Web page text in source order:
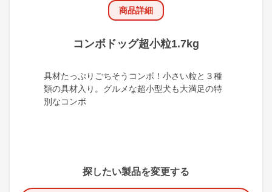
商品詳細
コンボドッグ超小粒1.7kg
具材たっぷりごちそうコンボ！小さい粒と３種
類の具材入り。グルメな超小型犬も大満足の特
別なコンボ
探したい製品を変更する